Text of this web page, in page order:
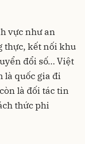
vực như an
thực, kết nối khu
đổi số… Việt
là quốc gia đi
là đối tác tin
thức phi